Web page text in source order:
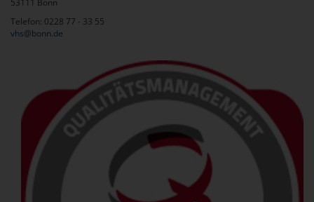
53111 Bonn
Telefon: 0228 77 - 33 55
vhs@bonn.de